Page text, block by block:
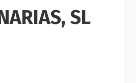
SL